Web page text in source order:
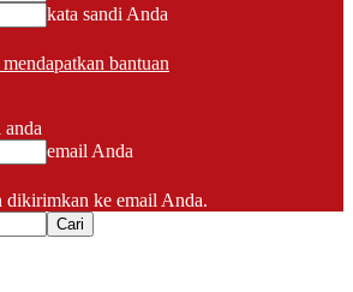
kata sandi Anda
bantuan
email Anda
dikirimkan ke email Anda.